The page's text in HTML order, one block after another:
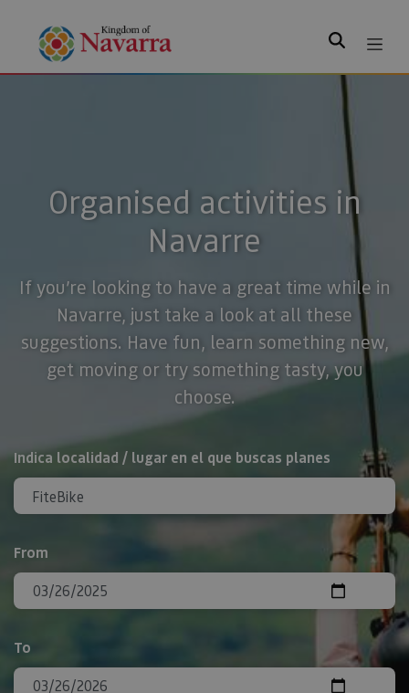
Search
Organised activities in
Navarre
If you’re looking to have a great time while in
Navarre, just take a look at all these
suggestions. Have fun, learn something new,
get moving or try something tasty, you
choose.
Search
Indica localidad / lugar en el que buscas planes
From
To